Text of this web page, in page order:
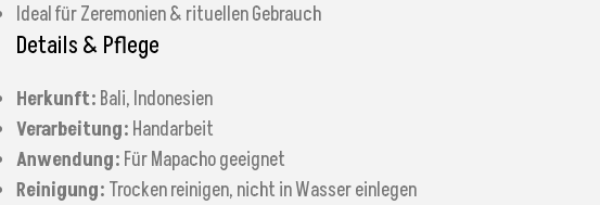
Ideal für Zeremonien & rituellen Gebrauch
Details & Pflege
Herkunft: Bali, Indonesien
Verarbeitung: Handarbeit
Anwendung: Für Mapacho geeignet
Reinigung: Trocken reinigen, nicht in Wasser einlegen